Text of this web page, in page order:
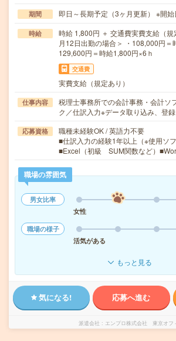
期間 即日～長期予定（3ヶ月更新） ※開
時給
時給 1,800円 ＋ 交通費実費支給（規
月12日出勤の場合＞ ・108,000円＝
129,600円＝時給1,800円×6ｈ
交通費
実費支給（規定あり）
仕事内容
税理士事務所での会計事務・会計ソ
ク／仕訳入力※データ取り込み、登
応募資格
職種未経験OK / 英語力不要
■仕訳入力の経験1年以上（※使用ソフ
■Excel（初級 SUM関数など）
職場の雰囲気
男女比率
女性
職場の様子
活気がある
もっと見る
気になる! 応募へ進む
派遣会社 エンプロ株式会社 東京オフ